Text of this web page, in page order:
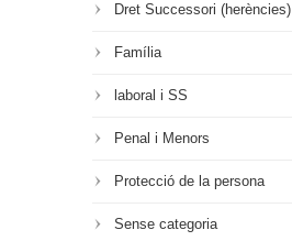
Dret Successori (herències)
Família
laboral i SS
Penal i Menors
Protecció de la persona
Sense categoria